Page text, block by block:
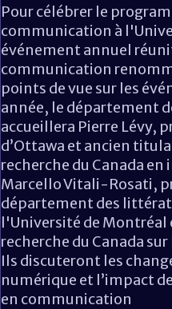
Pour célébrer le
communication à
événement annuel
communication
points de vue sur les
année, le département
accueillera Pierre Lévy,
d’Ottawa et ancien
recherche du Canada
Marcello Vitali-Rosati,
département des
l'Université de Montréal
recherche du Canada
Ils discuteront les
numérique et l’impact
en communication